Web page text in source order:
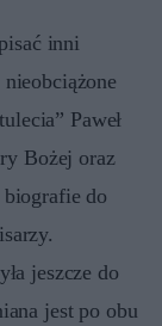
inni
Paweł
Bożej oraz
biografie do
jeszcze do
jest po obu